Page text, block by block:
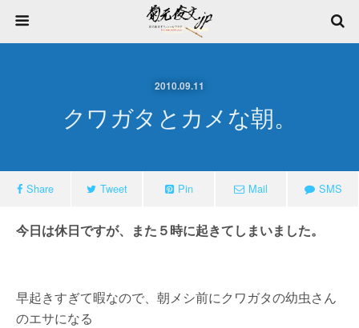
2010.09.11
クワガタとカメな朝。
Share Tweet Pin Mail SMS
今日は休日ですが、また５時に起きてしまいました。
早起きすぎて暇なので、朝メシ前にクワガタの幼虫さん
のエサになる